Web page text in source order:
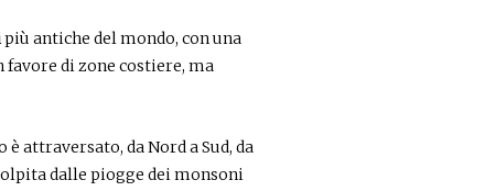
più antiche del mondo, con una
favore di zone costiere, ma
attraversato, da Nord a Sud, da
dalle piogge dei monsoni